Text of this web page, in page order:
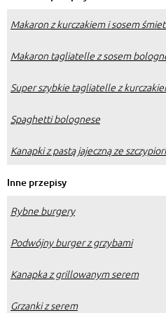
Makaron z kurczakiem i sosem
Makaron tagliatelle z sosem
Super szybkie tagliatelle z
Spaghetti bolognese
Kanapki z pastą jajeczną ze
Inne przepisy
Rybne burgery
Podwójny burger z grzybami
Kanapka z grillowanym serem
Grzanki z serem